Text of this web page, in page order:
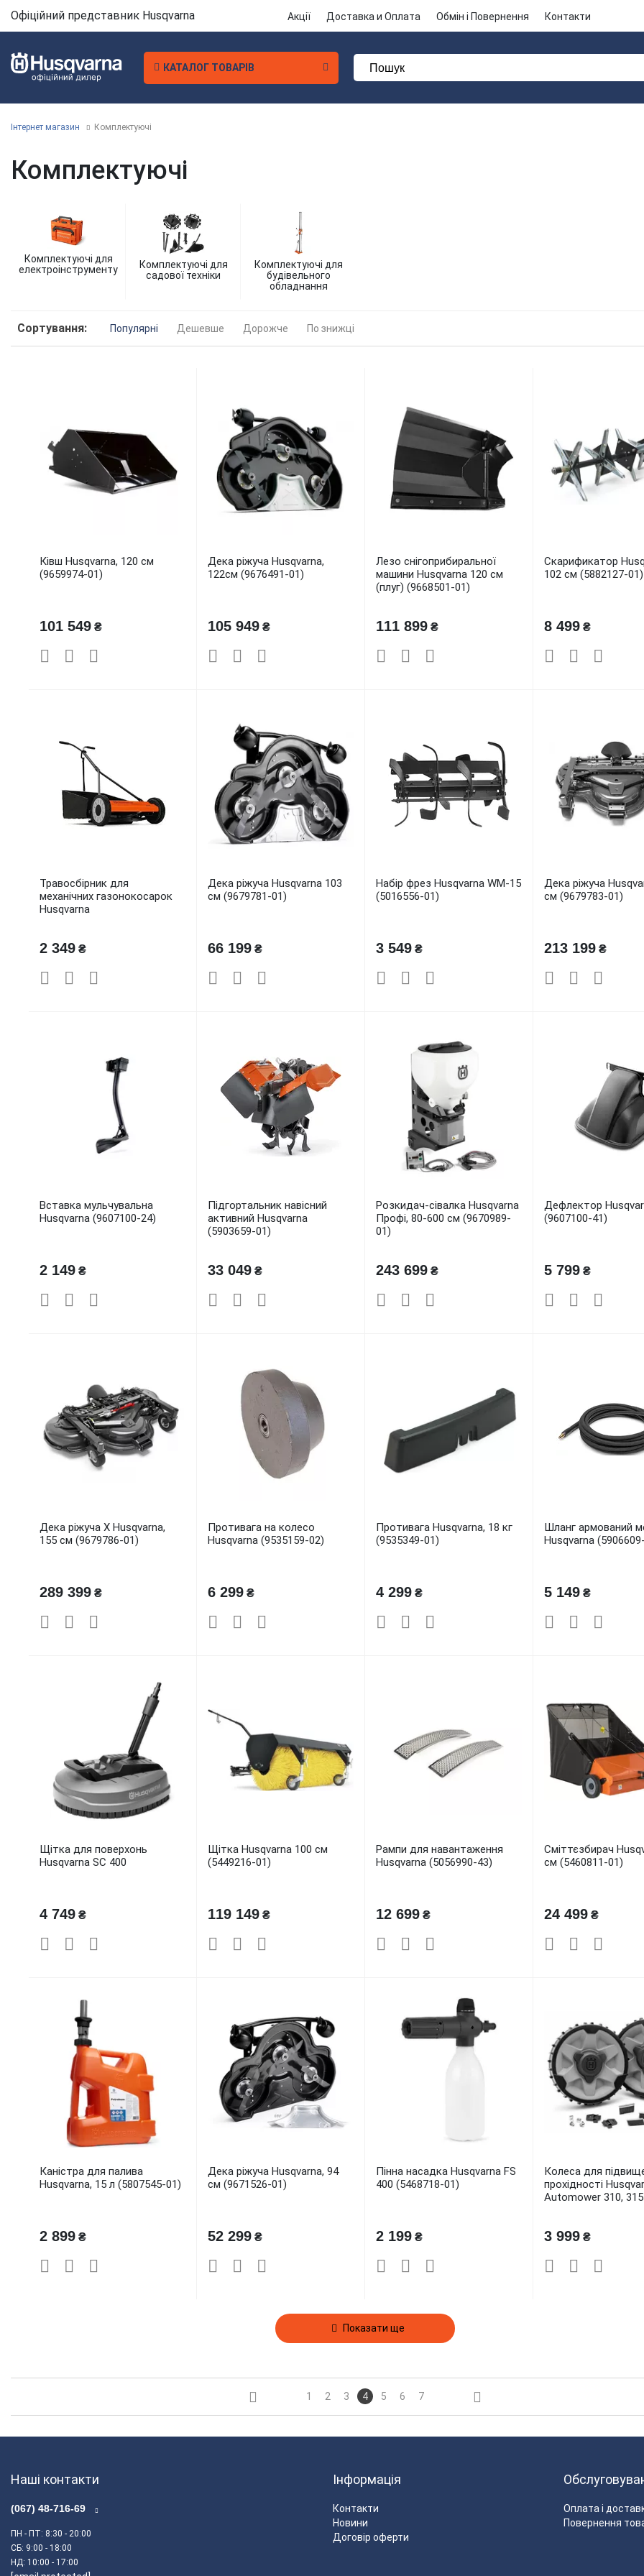
Офіційний представник Husqvarna Акції Доставка и Оплата Обмін і Повернення Контакти
КАТАЛОГ ТОВАРІВ
Інтернет магазин Комплектуючі
Комплектуючі
Комплектуючі для
електроінструменту
Комплектуючі для
садової техніки
Комплектуючі для
будівельного
обладнання
Сортування: Популярні Дешевше Дорожче По знижці
Ківш Husqvarna, 120 см
(9659974-01)
101 549₴
Дека ріжуча Husqvarna,
122см (9676491-01)
105 949₴
Лезо снігоприбиральної
машини Husqvarna 120 см
(плуг) (9668501-01)
111 899₴
Скарификатор
102 см (5882127-01)
8 499₴
Травосбірник для
механічних газонокосарок
Husqvarna
2 349₴
Дека ріжуча Husqvarna 103
см (9679781-01)
66 199₴
Набір фрез Husqvarna WM-15
(5016556-01)
3 549₴
Дека ріжуча
см (9679783-01)
213 199₴
Вставка мульчувальна
Husqvarna (9607100-24)
2 149₴
Підгортальник навісний
активний Husqvarna
(5903659-01)
33 049₴
Розкидач-сівалка Husqvarna
Профі, 80-600 см (9670989-
01)
243 699₴
Дефлектор
(9607100-41)
5 799₴
Дека ріжуча X Husqvarna,
155 см (9679786-01)
289 399₴
Противага на колесо
Husqvarna (9535159-02)
6 299₴
Противага Husqvarna, 18 кг
(9535349-01)
4 299₴
Шланг армований
Husqvarna
5 149₴
Щітка для поверхонь
Husqvarna SC 400
4 749₴
Щітка Husqvarna 100 см
(5449216-01)
119 149₴
Рампи для навантаження
Husqvarna (5056990-43)
12 699₴
Сміттєзбирач
см (5460811-01)
24 499₴
Каністра для палива
Husqvarna, 15 л (5807545-01)
2 899₴
Дека ріжуча Husqvarna, 94
см (9671526-01)
52 299₴
Пінна насадка Husqvarna FS
400 (5468718-01)
2 199₴
Колеса для
прохідності
Automower 310, 315
3 999₴
Показати ще
1 2 3 4 5 6 7
Наші контакти
(067) 48-716-69
ПН - ПТ: 8:30 - 20:00
СБ: 9:00 - 18:00
НД: 10:00 - 17:00
Інформація
Контакти
Новини
Договір оферти
Оплата і
Повернення